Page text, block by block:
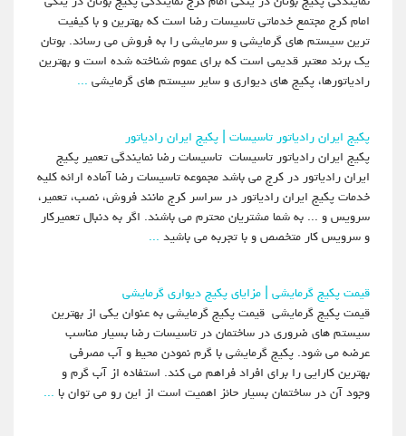
امام کرج مجتمع خدماتی تاسیسات رضا است که بهترین و با کیفیت
ترین سیستم های گرمایشی و سرمایشی را به فروش می رساند. بوتان
یک برند معتبر قدیمی است که برای عموم شناخته شده است و بهترین
رادیاتورها، پکیج های دیواری و سایر سیستم های گرمایشی...
پکیج ایران رادیاتور تاسیسات | پکیج ایران رادیاتور
پکیج ایران رادیاتور تاسیسات تاسیسات رضا نمایندگی تعمیر پکیج
ایران رادیاتور در کرج می باشد مجموعه تاسیسات رضا آماده ارائه کلیه
خدمات پکیج ایران رادیاتور در سراسر کرج مانند فروش، نصب، تعمیر،
سرویس و ... به شما مشتریان محترم می باشند. اگر به دنبال تعمیرکار
و سرویس کار متخصص و با تجربه می باشید...
قیمت پکیج گرمایشی | مزایای پکیج دیواری گرمایشی
قیمت پکیج گرمایشی قیمت پکیج گرمایشی به عنوان یکی از بهترین
سیستم های ضروری در ساختمان در تاسیسات رضا بسیار مناسب
عرضه می شود. پکیج گرمایشی با گرم نمودن محیط و آب مصرفی
بهترین کارایی را برای افراد فراهم می کند. استفاده از آب گرم و
وجود آن در ساختمان بسیار حائز اهمیت است از این رو می توان با...